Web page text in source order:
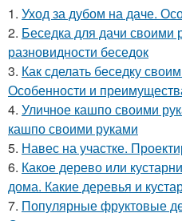
1. Уход за дубом на даче.
2. Беседка для дачи своими
разновидности беседок
3. Как сделать беседку
Особенности и
4. Уличное кашпо своими
кашпо своими руками
5. Навес на участке.
6. Какое дерево или
дома. Какие деревья и
7. Популярные фруктовые